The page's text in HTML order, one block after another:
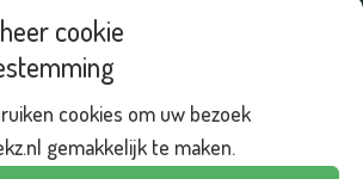
cookie
cookies om uw bezoek
gemakkelijk te maken.
Ik zou Lekz
aanbevelen aan andere!
als Verpleegkundige
& MDL